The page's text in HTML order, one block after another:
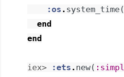
:os . system_time(
end
end
iex> :ets . new(